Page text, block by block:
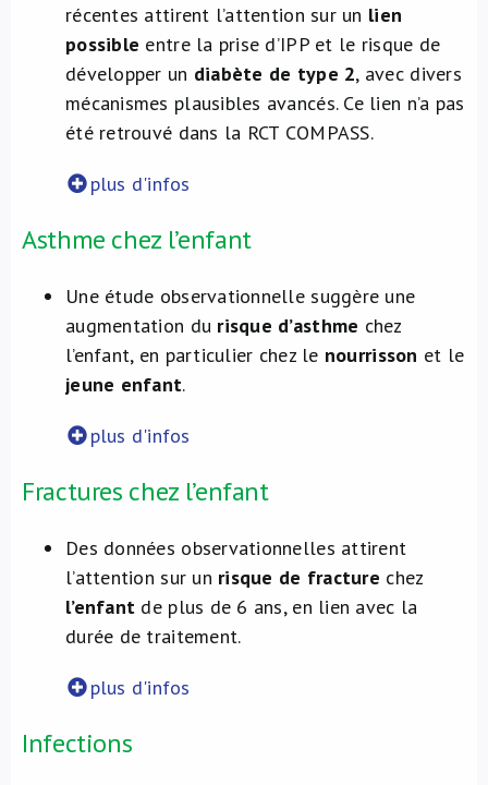
récentes attirent l’attention sur un lien
possible entre la prise d’IPP et le risque de
développer un diabète de type 2, avec divers
mécanismes plausibles avancés. Ce lien n’a pas
été retrouvé dans la RCT COMPASS.
plus d'infos
Asthme chez l’enfant
Une étude observationnelle suggère une
augmentation du risque d’asthme chez
l’enfant, en particulier chez le nourrisson et le
jeune enfant.
plus d'infos
Fractures chez l’enfant
Des données observationnelles attirent
l’attention sur un risque de fracture chez
l’enfant de plus de 6 ans, en lien avec la
durée de traitement.
plus d'infos
Infections